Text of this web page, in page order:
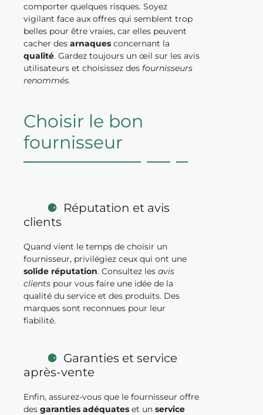
comporter quelques risques. Soyez
vigilant face aux offres qui semblent trop
belles pour être vraies, car elles peuvent
cacher des arnaques concernant la
qualité. Gardez toujours un œil sur les avis
utilisateurs et choisissez des fournisseurs
renommés.
Choisir le bon
fournisseur
Réputation et avis
clients
Quand vient le temps de choisir un
fournisseur, privilégiez ceux qui ont une
solide réputation. Consultez les avis
clients pour vous faire une idée de la
qualité du service et des produits. Des
marques sont reconnues pour leur
fiabilité.
Garanties et service
après-vente
Enfin, assurez-vous que le fournisseur offre
des garanties adéquates et un service